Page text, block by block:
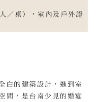
／桌），室內及戶外證
白的建築設計，進到室
間，是台南少見的婚宴